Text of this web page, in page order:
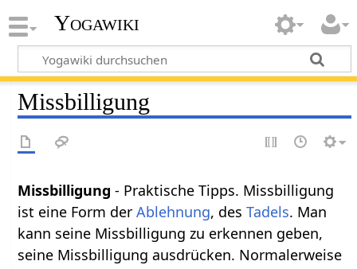
Yogawiki
Missbilligung
Missbilligung - Praktische Tipps. Missbilligung
ist eine Form derAblehnung, desTadels. Man
kann seine Missbilligung zu erkennen geben,
seine Missbilligung ausdrücken. Normalerweise